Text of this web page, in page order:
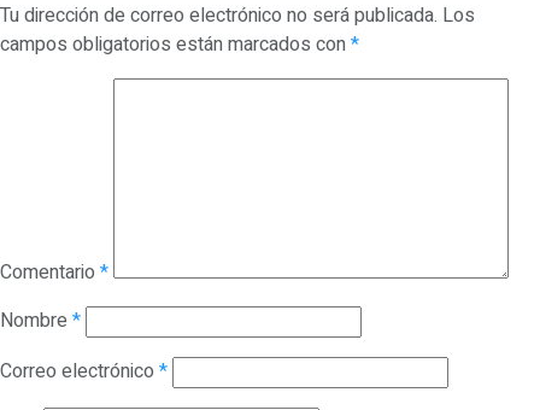
Tu dirección de correo electrónico no será publicada. Los
campos obligatorios están marcados con*
Comentario *
Nombre *
Correo electrónico *